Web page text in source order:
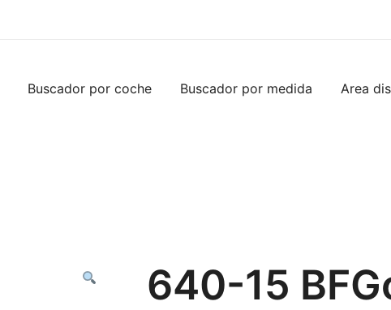
Buscador por coche Buscador por medida Area
640-15